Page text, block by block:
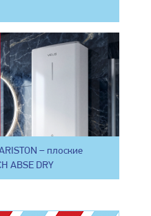
– плоские
ABSE DRY